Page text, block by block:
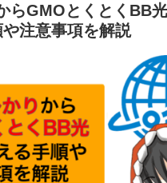
らGMOとくとくBB
注意事項を解説